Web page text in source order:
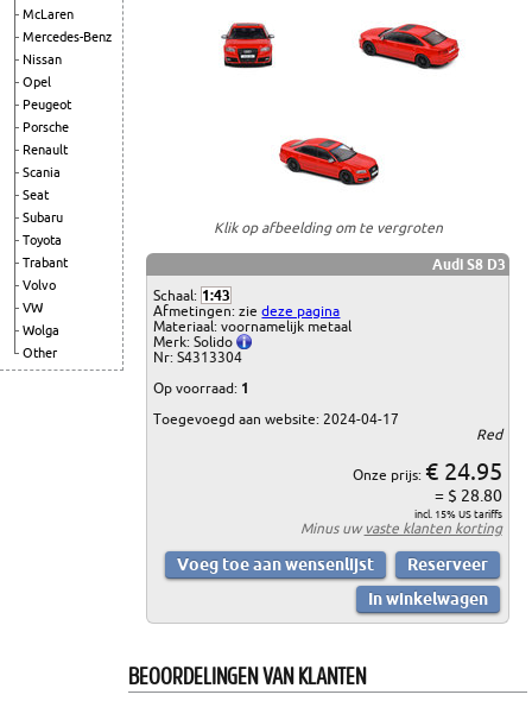
McLaren
Mercedes-Benz
Nissan
Opel
Peugeot
Porsche
Renault
Scania
Seat
Subaru
Toyota
Trabant
Volvo
VW
Wolga
Other
Klik op afbeelding om te vergroten
Audi S8 D3
Schaal: 1:43
Afmetingen: ziedeze pagina
Materiaal: voornamelijk metaal
Merk: Solido
Nr: S4313304
Op voorraad: 1
Toegevoegd aan website: 2024-04-17
Red
Onze prijs: € 24.95
= $ 28.80
incl. 15% US tariffs
Minus uwvaste klanten korting
BEOORDELINGEN VAN KLANTEN